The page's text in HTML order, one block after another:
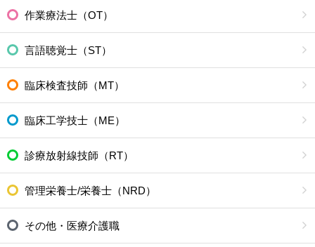
作業療法士（OT）
言語聴覚士（ST）
臨床検査技師（MT）
臨床工学技士（ME）
診療放射線技師（RT）
管理栄養士/栄養士（NRD）
その他・医療介護職